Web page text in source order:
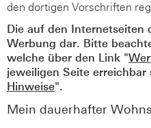
den dortigen Vorschriften
Die auf den Internetseiten
Werbung dar. Bitte
welche über den Link "
jeweiligen Seite erreichbar
Hinweise".
Mein dauerhafter